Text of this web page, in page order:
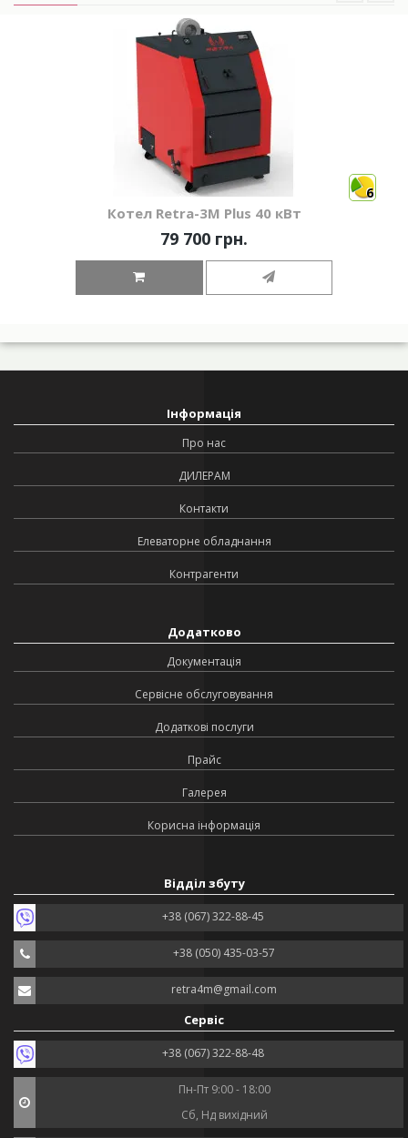
6
Котел Retra-3М Plus 40 кВт
79 700 грн.
Інформація
Про нас
ДИЛЕРАМ
Контакти
Елеваторне обладнання
Контрагенти
Додатково
Документація
Сервісне обслуговування
Додаткові послуги
Прайс
Галерея
Корисна інформація
Відділ збуту
+38 (067) 322-88-45
+38 (050) 435-03-57
retra4m@gmail.com
Сервіс
+38 (067) 322-88-48
Пн-Пт 9:00 - 18:00
Сб, Нд вихідний